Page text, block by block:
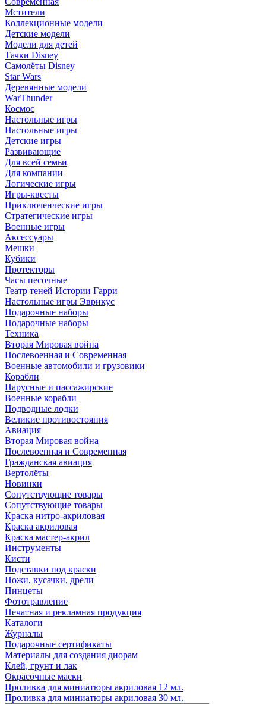
Мстители
Коллекционные модели
Детские модели
Модели для детей
Тачки Disney
Самолёты Disney
Star Wars
Деревянные модели
WarThunder
Космос
Настольные игры
Настольные игры
Детские игры
Развивающие
Для всей семьи
Для компании
Логические игры
Игры-квесты
Приключенческие игры
Стратегические игры
Военные игры
Аксессуары
Мешки
Кубики
Протекторы
Часы песочные
Театр теней Истории Гарри
Настольные игры Эврикус
Подарочные наборы
Подарочные наборы
Техника
Вторая Мировая война
Послевоенная и Современная
Военные автомобили и грузовики
Корабли
Парусные и пассажирские
Военные корабли
Подводные лодки
Великие противостояния
Авиация
Вторая Мировая война
Послевоенная и Современная
Гражданская авиация
Вертолёты
Новинки
Сопутствующие товары
Сопутствующие товары
Краска нитро-акриловая
Краска акриловая
Краска мастер-акрил
Инструменты
Кисти
Подставки под краски
Ножи, кусачки, дрели
Пинцеты
Фототравление
Печатная и рекламная продукция
Каталоги
Журналы
Подарочные сертификаты
Материалы для создания диорам
Клей, грунт и лак
Окрасочные маски
Проливка для миниатюры акриловая 12 мл.
Проливка для миниатюры акриловая 30 мл.